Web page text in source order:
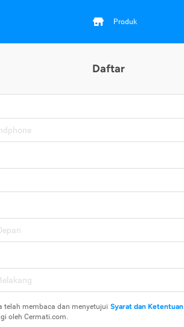
Produk
Daftar
telah membaca dan menyetujui Syarat dan Ketentuan
oleh Cermati.com.